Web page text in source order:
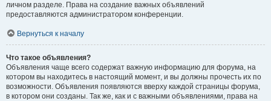
личном разделе. Права на создание важных объявлений
предоставляются администратором конференции.
Вернуться к началу
Что такое объявления?
Объявления чаще всего содержат важную информацию для форума, на
котором вы находитесь в настоящий момент, и вы должны прочесть их по
возможности. Объявления появляются вверху каждой страницы форума,
в котором они созданы. Так же, как и с важными объявлениями, права на